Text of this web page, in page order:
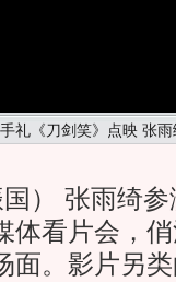
礼《刀剑笑》点映 张
张雨绮参
体看片会，
面。影片另